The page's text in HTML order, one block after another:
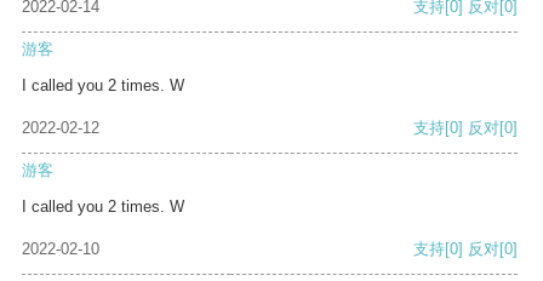
2022-02-14 支持[0] 反对[0]
游客
I called you 2 times. W
2022-02-12 支持[0] 反对[0]
游客
I called you 2 times. W
2022-02-10 支持[0] 反对[0]